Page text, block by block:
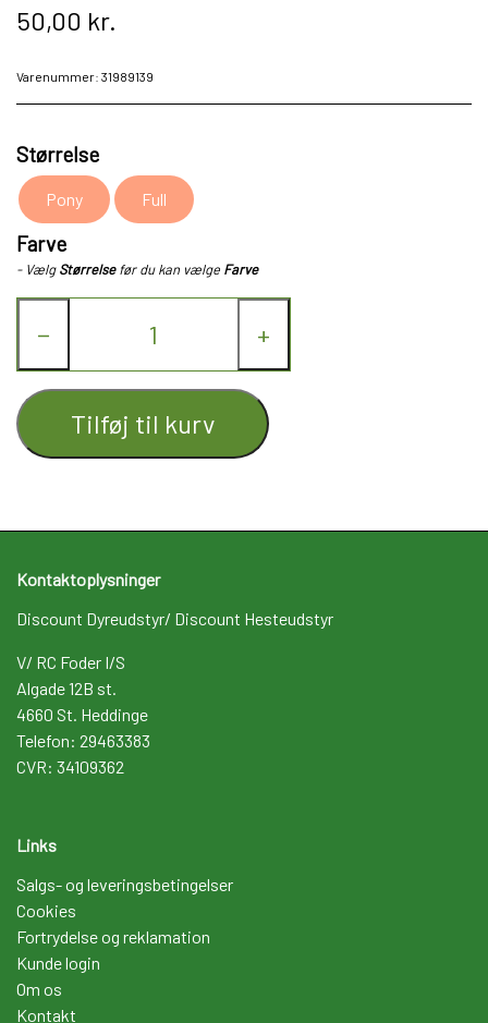
50,00 kr.
Varenummer: 31989139
Størrelse
Pony Full
Farve
- VælgStørrelsefør du kan vælge Farve
− +
Tilføj til kurv
Kontaktoplysninger
Discount Dyreudstyr/ Discount Hesteudstyr
V/ RC Foder I/S
Algade 12B st.
4660 St. Heddinge
Telefon: 29463383
CVR: 34109362
Links
Salgs- og leveringsbetingelser
Cookies
Fortrydelse og reklamation
Kunde login
Om os
Kontakt